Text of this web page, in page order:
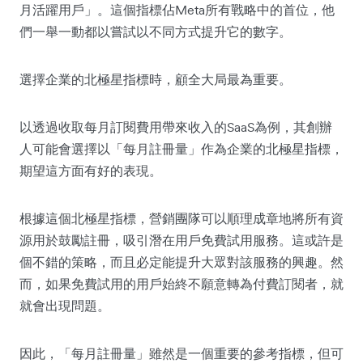
月活躍用戶」。這個指標佔Meta所有戰略中的首位，他
們一舉一動都以嘗試以不同方式提升它的數字。
選擇企業的北極星指標時，顧全大局最為重要。
以透過收取每月訂閱費用帶來收入的SaaS為例，其創辦
人可能會選擇以「每月註冊量」作為企業的北極星指標，
期望這方面有好的表現。
根據這個北極星指標，營銷團隊可以順理成章地將所有資
源用於鼓勵註冊，吸引潛在用戶免費試用服務。這或許是
個不錯的策略，而且必定能提升大眾對該服務的興趣。然
而，如果免費試用的用戶始終不願意轉為付費訂閱者，就
就會出現問題。
因此，「每月註冊量」雖然是一個重要的參考指標，但可